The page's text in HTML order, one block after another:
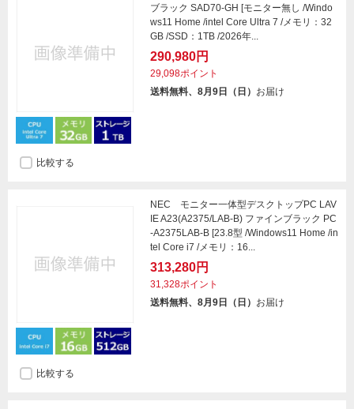
ブラック SAD70-GH [モニター無し /Windo
ws11 Home /intel Core Ultra 7 /メモリ：32
GB /SSD：1TB /2026年...
290,980円
29,098ポイント
送料無料、8月9日（日） お届け
比較する
NEC モニター一体型デスクトップPC LAV
IE A23(A2375/LAB-B) ファインブラック PC
-A2375LAB-B [23.8型 /Windows11 Home /in
tel Core i7 /メモリ：16...
313,280円
31,328ポイント
送料無料、8月9日（日） お届け
比較する